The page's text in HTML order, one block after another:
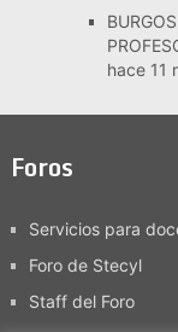
hace 11
Foros
Servicios para
Foro de Stecyl
Staff del Foro